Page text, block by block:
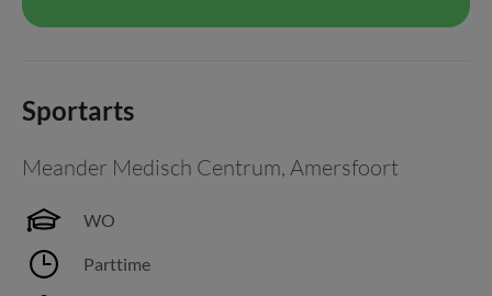
Sportarts
Meander Medisch Centrum, Amersfoort
WO
Parttime